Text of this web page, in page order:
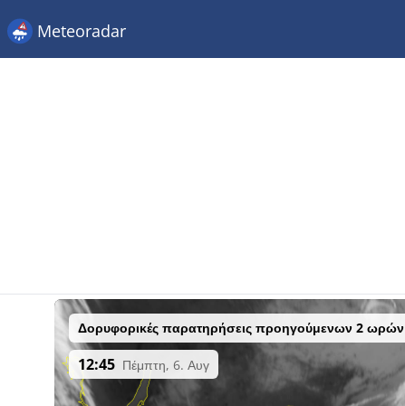
Meteoradar
Δορυφορικές παρατηρήσεις προηγούμενων 2 ωρών
12:45 Πέμπτη, 6. Αυγ